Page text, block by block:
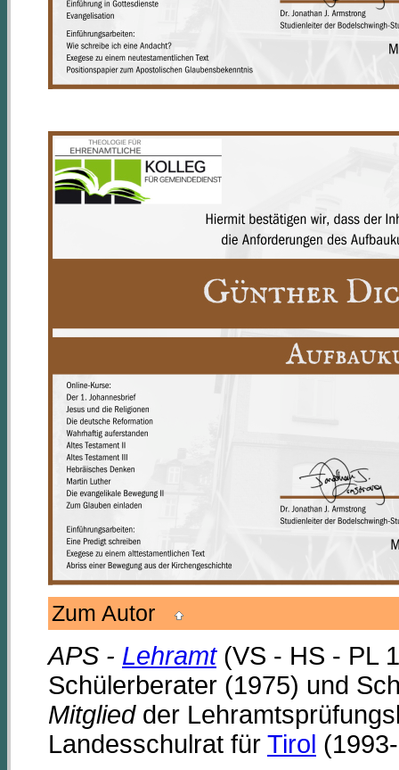
Zum Autor
APS - Lehramt(VS - HS - PL
Schülerberater (1975) und
Mitgliedder
Landesschulrat für Tirol